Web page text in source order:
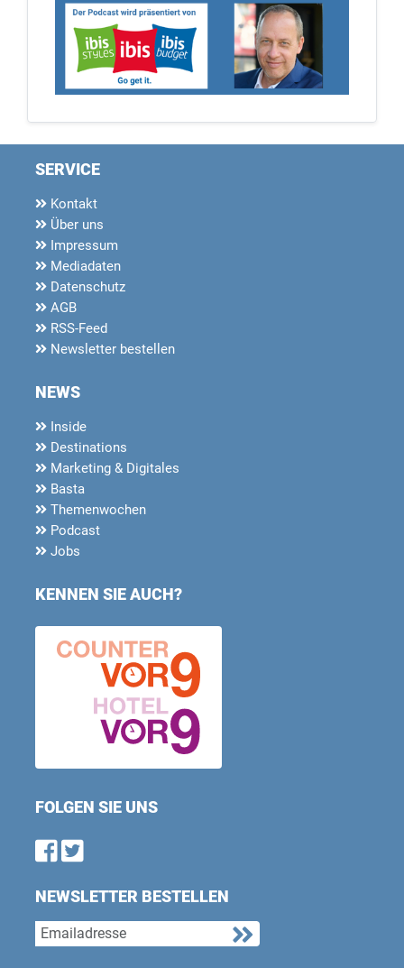
SERVICE
Kontakt
Über uns
Impressum
Mediadaten
Datenschutz
AGB
RSS-Feed
Newsletter bestellen
NEWS
Inside
Destinations
Marketing & Digitales
Basta
Themenwochen
Podcast
Jobs
KENNEN SIE AUCH?
FOLGEN SIE UNS
Find us on Facebook
Follow us on Twitter
NEWSLETTER BESTELLEN